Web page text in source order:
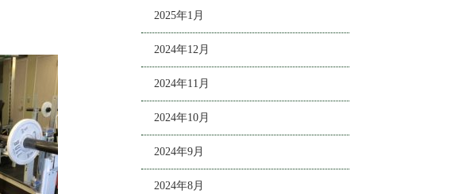
2025年1月
2024年12月
2024年11月
2024年10月
2024年9月
2024年8月